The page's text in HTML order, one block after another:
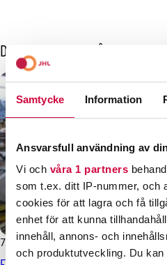
Samtycke Information
Ansvarsfull användning av
Vi och våra 1 partners
som t.ex. ditt IP-nummer, och
cookies för att lagra och få
enhet för att kunna
innehåll, annons- och
och produktutveckling. Du
Dessa kanske också intresserar
7.5.2025Nyheter